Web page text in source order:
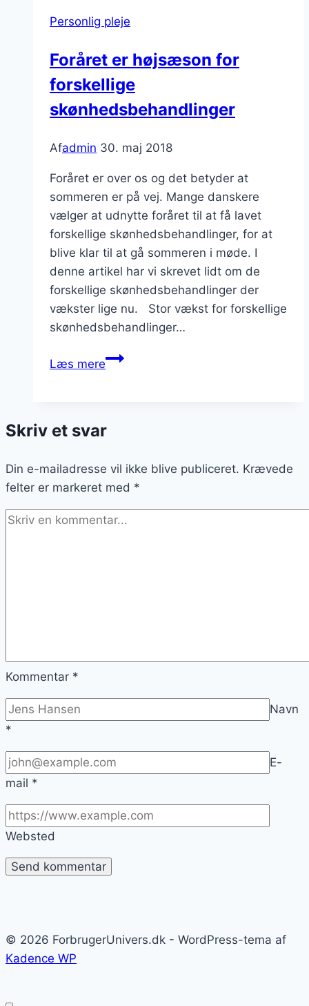
Personlig pleje
Foråret er højsæson for
forskellige
skønhedsbehandlinger
Afadmin 30. maj 2018
Foråret er over os og det betyder at
sommeren er på vej. Mange danskere
vælger at udnytte foråret til at få lavet
forskellige skønhedsbehandlinger, for at
blive klar til at gå sommeren i møde. I
denne artikel har vi skrevet lidt om de
forskellige skønhedsbehandlinger der
vækster lige nu. Stor vækst for forskellige
skønhedsbehandlinger…
Læs mereForåret
forskellige
Skriv et svar
Din e-mailadresse vil ikke blive publiceret. Krævede
felter er markeret med *
Kommentar *
Navn
*
E-
mail *
Websted
© 2026 ForbrugerUnivers.dk - WordPress-tema af
Kadence WP